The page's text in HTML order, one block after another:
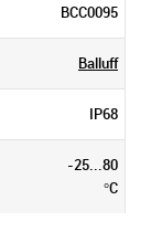
BCC0095
Balluff
IP68
-25...80
°C